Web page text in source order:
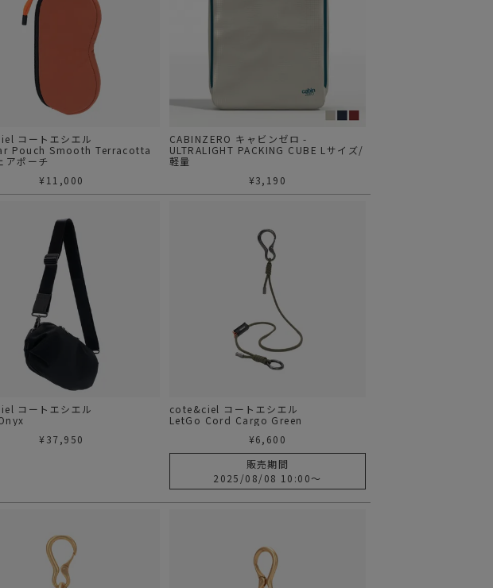
コートエシエル
Pouch Smooth Terracotta
アポーチ
¥ 11,000
CABINZERO キャビンゼロ -
ULTRALIGHT PACKING CUBE Lサイズ/
軽量
¥3,190
コートエシエル
¥ 37,950
cote&ciel コートエシエル
LetGo Cord Cargo Green
¥6,600
販売期間
2025/08/08 10:00〜